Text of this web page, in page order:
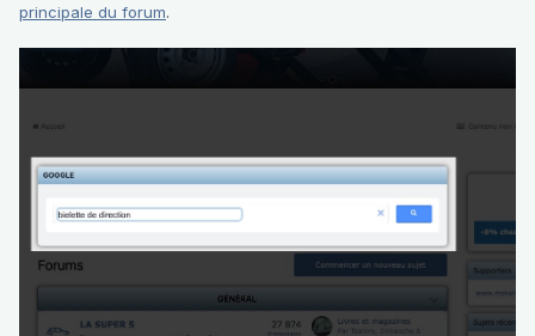
principale du forum.